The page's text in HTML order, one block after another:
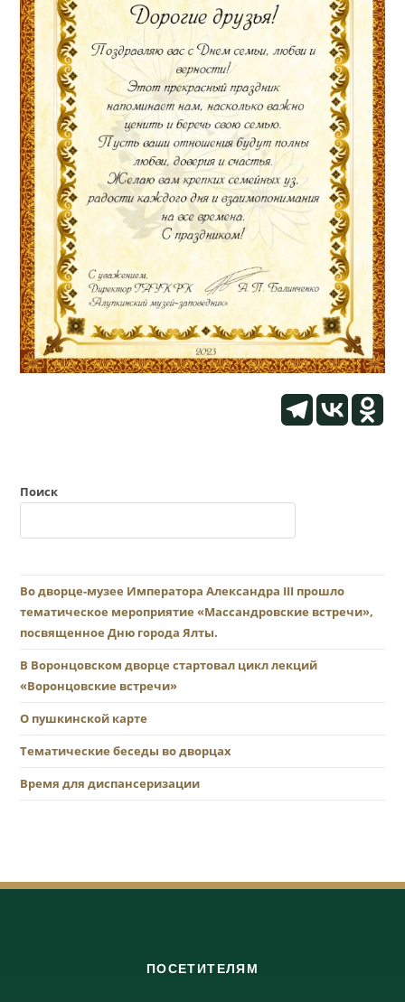
Поиск
Во дворце-музее Императора Александра III прошло
тематическое мероприятие «Массандровские встречи»,
посвященное Дню города Ялты.
В Воронцовском дворце стартовал цикл лекций
«Воронцовские встречи»
О пушкинской карте
Тематические беседы во дворцах
Время для диспансеризации
ПОСЕТИТЕЛЯМ